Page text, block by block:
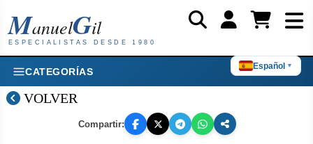
Español ▼
ManuelGil
ESPECIALISTAS DESDE 1980
CATEGORÍAS
VOLVER
Compartir: